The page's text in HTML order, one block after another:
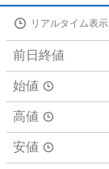
詳
値
リアルタイム表示
前日終値
始値
高値
安値